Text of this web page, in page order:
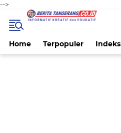
-->
Home Terpopuler Indeks